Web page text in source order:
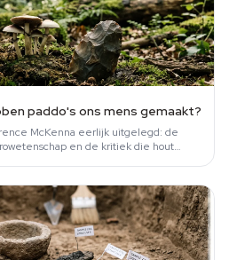
paddo's ons mens gemaakt?
McKenna eerlijk uitgelegd: de
en de kritiek die hout